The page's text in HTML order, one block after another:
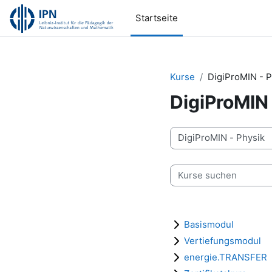
Zum Hauptinhalt
Startseite
Kurse DigiProMIN -
Kursbereiche
Kurse suchen
Basismodul
Vertiefungsmodul
energie.TRANSFER